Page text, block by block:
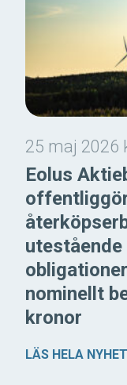
25 maj 2026
Eolus
nominellt
kronor
LÄS HELA